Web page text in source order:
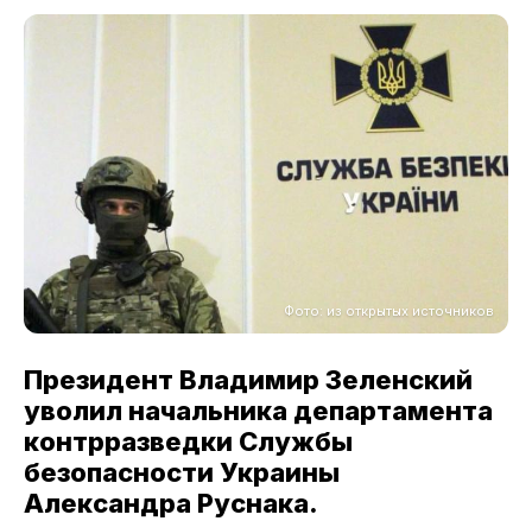
Фото: из открытых источников
Президент Владимир Зеленский
уволил начальника департамента
контрразведки Службы
безопасности Украины
Александра Руснака.